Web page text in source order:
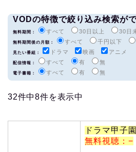
VODの特徴で絞り込み検索が
無料期間： すべて 30日以上 30日
無料期間後の月額： すべて 千円以下
見たい番組： ドラマ 映画 アニメ
配信情報： すべて 有 無
電子書籍： すべて 有 無
32件中8件を表示中
ドラマ甲子
無料視聴：−